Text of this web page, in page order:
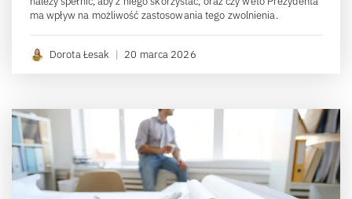
ma wpływ na możliwość zastosowania tego zwolnienia.
Dorota Łesak | 20 marca 2026